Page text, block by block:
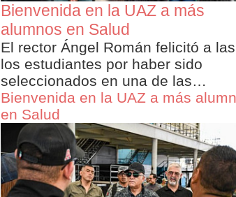
Bienvenida en la UAZ a más
alumnos en Salud
El rector Ángel Román felicitó a
los estudiantes por haber sido
seleccionados en una de las…
Bienvenida en la UAZ a más
en Salud